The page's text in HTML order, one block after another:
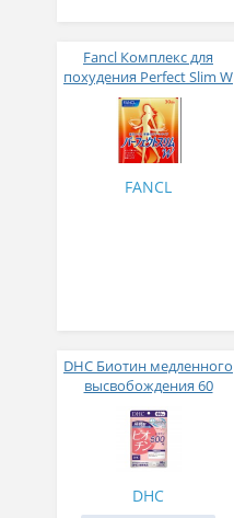
Fancl Комплекс для
похудения Perfect Slim W
для нормализации
обмена веществ № 90
FANCL
DHC Биотин медленного
высвобождения 60
таблеток
DHC